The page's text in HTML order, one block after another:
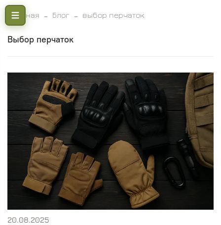
Главная Блог выбор перчаток
выбор перчаток
20.08.2025